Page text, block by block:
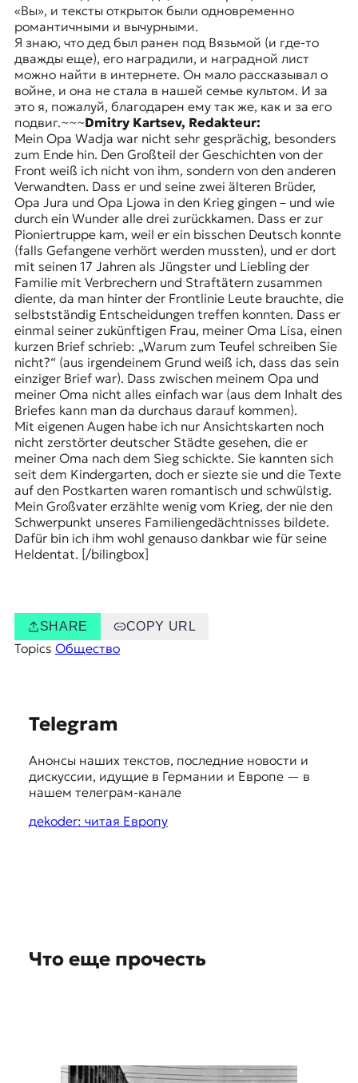
«Вы», и тексты открыток были одновременно
романтичными и вычурными.
Я знаю, что дед был ранен под Вязьмой (и где-то
дважды еще), его наградили, и наградной лист
можно найти в интернете. Он мало рассказывал о
войне, и она не стала в нашей семье культом. И за
это я, пожалуй, благодарен ему так же, как и за его
подвиг.~~~Dmitry Kartsev, Redakteur:
Mein Opa Wadja war nicht sehr gesprächig, besonders
zum Ende hin. Den Großteil der Geschichten von der
Front weiß ich nicht von ihm, sondern von den anderen
Verwandten. Dass er und seine zwei älteren Brüder,
Opa Jura und Opa Ljowa in den Krieg gingen – und wie
durch ein Wunder alle drei zurückkamen. Dass er zur
Pioniertruppe kam, weil er ein bisschen Deutsch konnte
(falls Gefangene verhört werden mussten), und er dort
mit seinen 17 Jahren als Jüngster und Liebling der
Familie mit Verbrechern und Straftätern zusammen
diente, da man hinter der Frontlinie Leute brauchte, die
selbstständig Entscheidungen treffen konnten. Dass er
einmal seiner zukünftigen Frau, meiner Oma Lisa, einen
kurzen Brief schrieb: „Warum zum Teufel schreiben Sie
nicht?“ (aus irgendeinem Grund weiß ich, dass das sein
einziger Brief war). Dass zwischen meinem Opa und
meiner Oma nicht alles einfach war (aus dem Inhalt des
Briefes kann man da durchaus darauf kommen).
Mit eigenen Augen habe ich nur Ansichtskarten noch
nicht zerstörter deutscher Städte gesehen, die er
meiner Oma nach dem Sieg schickte. Sie kannten sich
seit dem Kindergarten, doch er siezte sie und die Texte
auf den Postkarten waren romantisch und schwülstig.
Mein Großvater erzählte wenig vom Krieg, der nie den
Schwerpunkt unseres Familiengedächtnisses bildete.
Dafür bin ich ihm wohl genauso dankbar wie für seine
Heldentat. [/bilingbox]
SHARE COPY URL
Topics Общество
Telegram
Анонсы наших текстов, последние новости и
дискуссии, идущие в Германии и Европе — в
нашем телеграм-канале
дekoder: читая Европу
Что еще прочесть